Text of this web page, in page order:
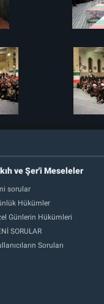
ve Şer'i Meseleler
sorular
Hükümler
Günlerin Hükümleri
SORULAR
Soruları